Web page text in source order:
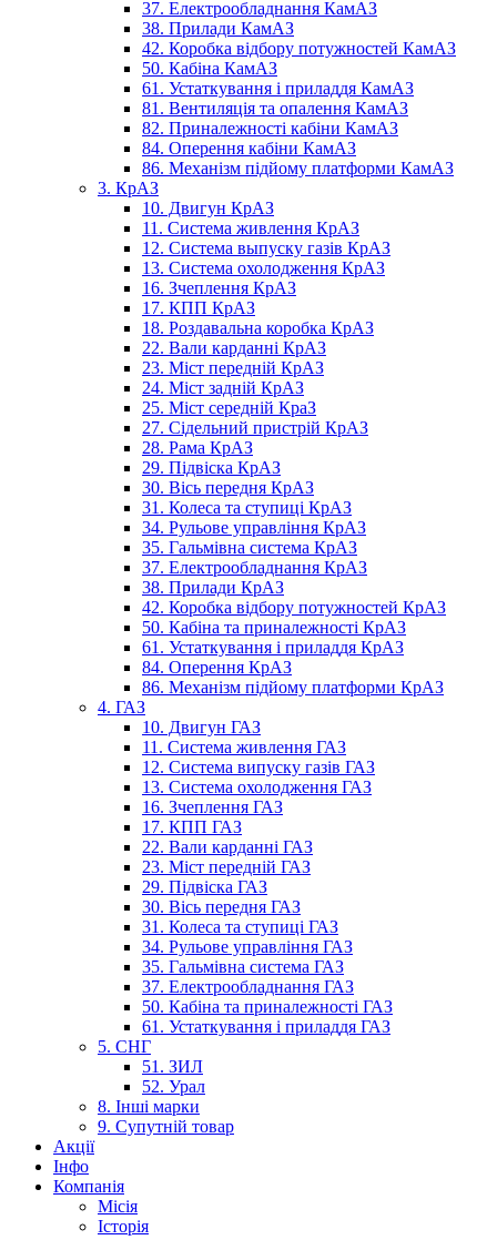
37. Електрообладнання КамАЗ
38. Прилади КамАЗ
42. Коробка відбору потужностей КамАЗ
50. Кабіна КамАЗ
61. Устаткування і приладдя КамАЗ
81. Вентиляція та опалення КамАЗ
82. Приналежності кабіни КамАЗ
84. Оперення кабіни КамАЗ
86. Механізм підйому платформи КамАЗ
3. КрАЗ
10. Двигун КрАЗ
11. Система живлення КрАЗ
12. Система выпуску газів КрАЗ
13. Система охолодження КрАЗ
16. Зчеплення КрАЗ
17. КПП КрАЗ
18. Роздавальна коробка КрАЗ
22. Вали карданні КрАЗ
23. Міст передній КрАЗ
24. Міст задній КрАЗ
25. Міст середній КраЗ
27. Сідельний пристрій КрАЗ
28. Рама КрАЗ
29. Підвіска КрАЗ
30. Вісь передня КрАЗ
31. Колеса та ступиці КрАЗ
34. Рульове управління КрАЗ
35. Гальмівна система КрАЗ
37. Електрообладнання КрАЗ
38. Прилади КрАЗ
42. Коробка відбору потужностей КрАЗ
50. Кабіна та приналежності КрАЗ
61. Устаткування і приладдя КрАЗ
84. Оперення КрАЗ
86. Механізм підйому платформи КрАЗ
4. ГАЗ
10. Двигун ГАЗ
11. Система живлення ГАЗ
12. Система випуску газів ГАЗ
13. Система охолодження ГАЗ
16. Зчеплення ГАЗ
17. КПП ГАЗ
22. Вали карданні ГАЗ
23. Міст передній ГАЗ
29. Підвіска ГАЗ
30. Вісь передня ГАЗ
31. Колеса та ступиці ГАЗ
34. Рульове управління ГАЗ
35. Гальмівна система ГАЗ
37. Електрообладнання ГАЗ
50. Кабіна та приналежності ГАЗ
61. Устаткування і приладдя ГАЗ
5. СНГ
51. ЗИЛ
52. Урал
8. Інші марки
9. Супутній товар
Акції
Інфо
Компанія
Місія
Історія